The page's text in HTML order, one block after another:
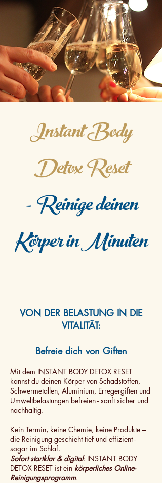
Instant Body
Detox Reset
- Reinige deinen
Körper in Minuten
VON DER BELASTUNG IN DIE
VITALITÄT:
Befreie dich von Giften
Mit dem INSTANT BODY DETOX RESET
kannst du deinen Körper von Schadstoffen,
Schwermetallen, Aluminium, Erregergiften und
Umweltbelastungen befreien - sanft sicher und
nachhaltig.
Kein Termin, keine Chemie, keine Produkte –
die Reinigung geschieht tief und effizient -
sogar im Schlaf.
Sofort startklar & digital: INSTANT BODY
DETOX RESET ist ein körperliches Online-
Reinigungsprogramm.